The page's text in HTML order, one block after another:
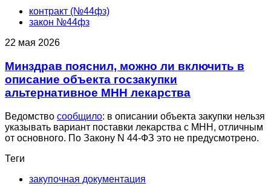
контракт (№44фз)
закон №44фз
22 мая 2026
Минздрав пояснил, можно ли включить в
описание объекта госзакупки
альтернативное МНН лекарства
Ведомство сообщило: в описании объекта закупки нельзя
указывать вариант поставки лекарства с МНН, отличным
от основного. По Закону N 44-ФЗ это не предусмотрено.
Теги
закупочная документация